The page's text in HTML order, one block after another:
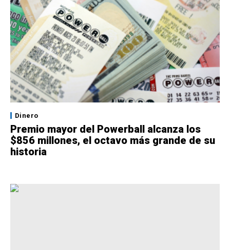
Dinero
Premio mayor del Powerball alcanza los
$856 millones, el octavo más grande de su
historia